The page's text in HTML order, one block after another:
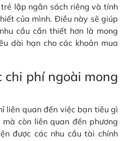
lập ngân sách riêng và tính
của mình. Điều này sẽ giúp
cầu cần thiết hơn là mong
dài hạn cho các khoản mua
chi phí ngoài mong
liên quan đến việc bạn tiêu gì
còn liên quan đến phương
được các nhu cầu tài chính